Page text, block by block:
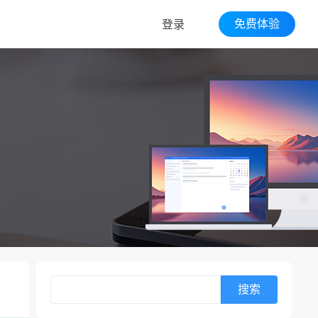
免费体验
登录
搜索